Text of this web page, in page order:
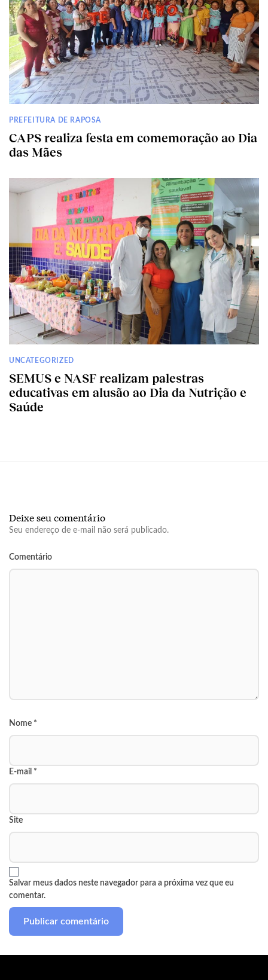
PREFEITURA DE RAPOSA
CAPS realiza festa em comemoração ao Dia
das Mães
UNCATEGORIZED
SEMUS e NASF realizam palestras
educativas em alusão ao Dia da Nutrição e
Saúde
Deixe seu comentário
Seu endereço de e-mail não será publicado.
Comentário
Nome *
E-mail *
Site
Salvar meus dados neste navegador para a próxima vez que eu
comentar.